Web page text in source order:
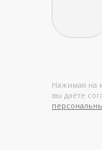
Нажимая на
вы даёте